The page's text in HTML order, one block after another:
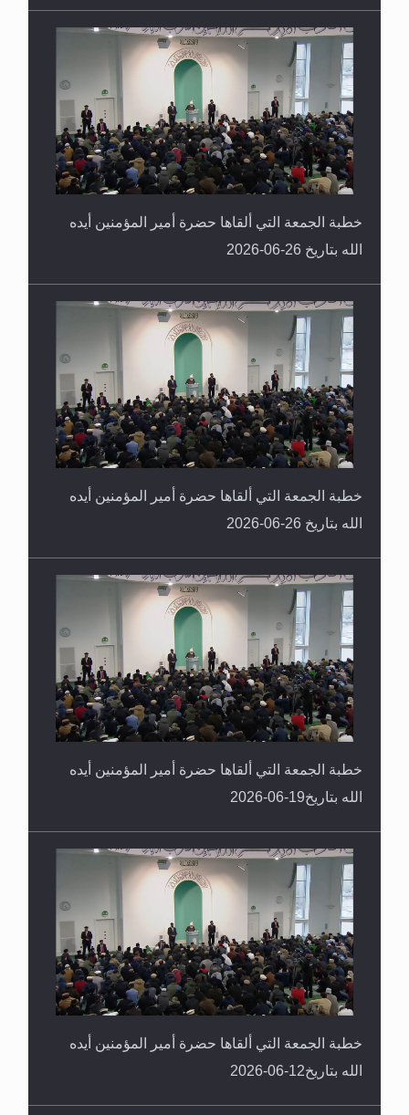
خطبة الجمعة التي ألقاها حضرة أمير المؤمنين أيده
الله بتاريخ 26-06-2026
خطبة الجمعة التي ألقاها حضرة أمير المؤمنين أيده
الله بتاريخ 26-06-2026
خطبة الجمعة التي ألقاها حضرة أمير المؤمنين أيده
الله بتاريخ19-06-2026
خطبة الجمعة التي ألقاها حضرة أمير المؤمنين أيده
الله بتاريخ12-06-2026